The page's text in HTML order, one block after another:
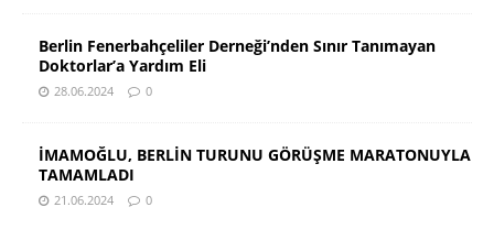
Berlin Fenerbahçeliler Derneği’nden Sınır Tanımayan
Doktorlar’a Yardım Eli
28.06.2024 0
İMAMOĞLU, BERLİN TURUNU GÖRÜŞME MARATONUYLA
TAMAMLADI
21.06.2024 0